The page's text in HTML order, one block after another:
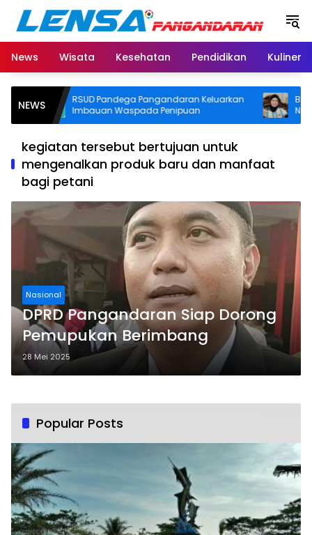
Langsung
konten
News
Wisata Kesehatan Pendidikan Kuliner
NEWS
RSUD Pandega Pangandaran Keluarkan
Imbauan Waspada Penipuan
Bupati
Nobar
Door Prize
kegiatan tersebut bertujuan untuk
mengenalkan produk baru dan manfaat
bagi petani
Nasional
DPRD Pangandaran Siap Dorong
Pemupukan Berimbang
28 Mei 2025
Popular Posts